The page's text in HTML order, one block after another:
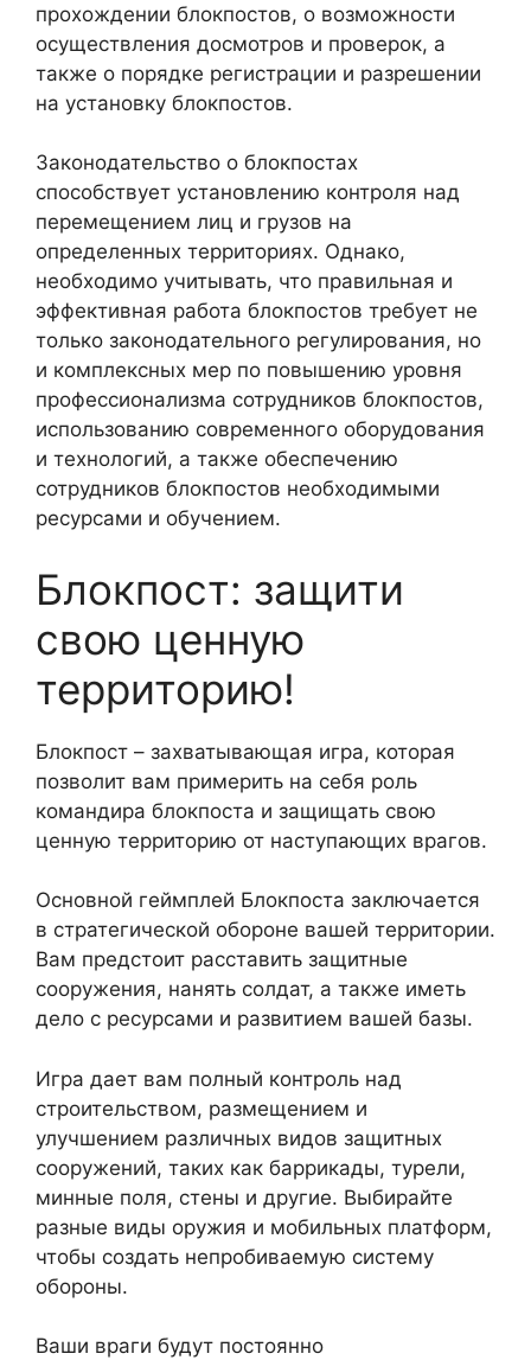
прохождении блокпостов, о возможности
осуществления досмотров и проверок, а
также о порядке регистрации и разрешении
на установку блокпостов.
Законодательство о блокпостах
способствует установлению контроля над
перемещением лиц и грузов на
определенных территориях. Однако,
необходимо учитывать, что правильная и
эффективная работа блокпостов требует не
только законодательного регулирования, но
и комплексных мер по повышению уровня
профессионализма сотрудников блокпостов,
использованию современного оборудования
и технологий, а также обеспечению
сотрудников блокпостов необходимыми
ресурсами и обучением.
Блокпост: защити
свою ценную
территорию!
Блокпост – захватывающая игра, которая
позволит вам примерить на себя роль
командира блокпоста и защищать свою
ценную территорию от наступающих врагов.
Основной геймплей Блокпоста заключается
в стратегической обороне вашей территории.
Вам предстоит расставить защитные
сооружения, нанять солдат, а также иметь
дело с ресурсами и развитием вашей базы.
Игра дает вам полный контроль над
строительством, размещением и
улучшением различных видов защитных
сооружений, таких как баррикады, турели,
минные поля, стены и другие. Выбирайте
разные виды оружия и мобильных платформ,
чтобы создать непробиваемую систему
обороны.
Ваши враги будут постоянно